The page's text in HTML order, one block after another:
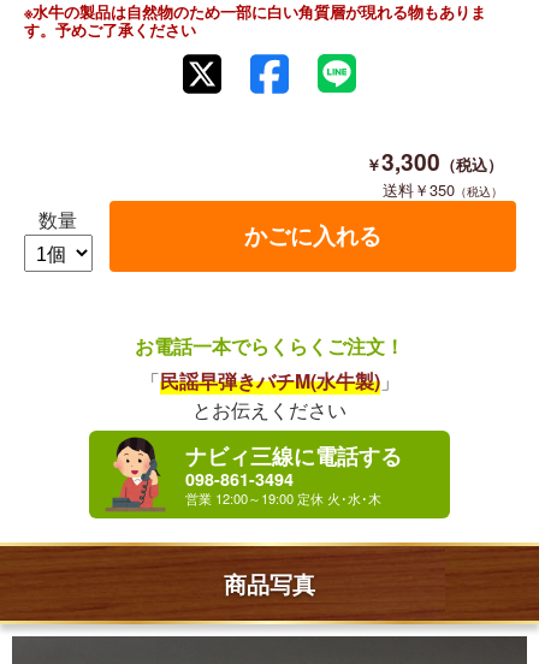
※水牛の製品は自然物のため一部に白い角質層が現れる物もありま
す。予めご了承ください
3,300
350
数量
お電話一本でらくらくご注文！
「民謡早弾きバチM(水牛製)」
とお伝えください
ナビィ三線に電話する
098-861-3494
商品写真